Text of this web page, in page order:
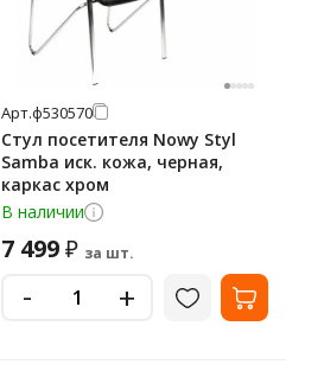
Арт.ф530570
Стул посетителя Nowy Styl
Samba иск. кожа, черная,
каркас хром
В наличии
7 499₽ за шт.
- +